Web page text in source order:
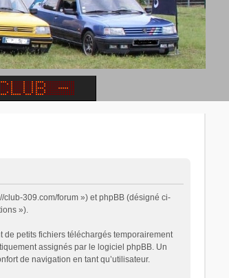
309.com/forum ») et phpBB (désigné ci-
»).
petits fichiers téléchargés temporairement
assignés par le logiciel phpBB. Un
de navigation en tant qu’utilisateur.